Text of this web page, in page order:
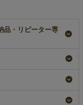
品・リピーター専
ク（S4）｜薄手｜不
織布ラッピング袋｜